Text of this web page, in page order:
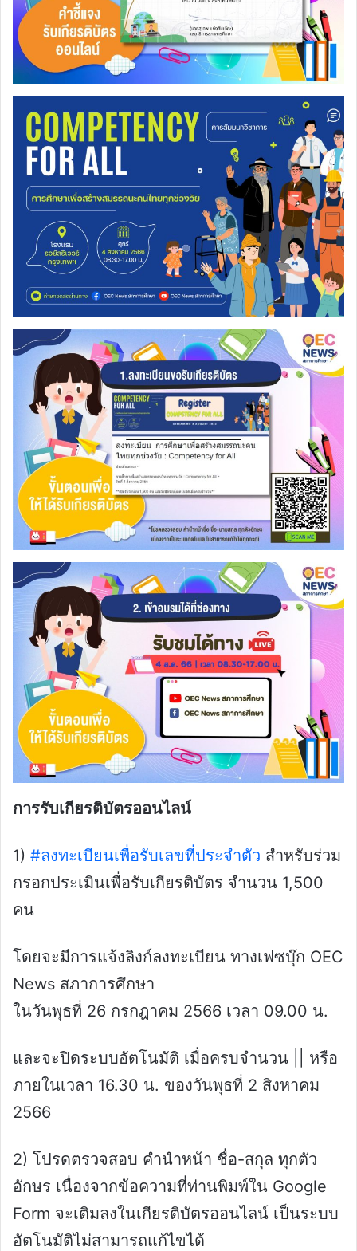
การรับเกียรติบัตรออนไลน์
1) #ลงทะเบียนเพื่อรับเลขที่ประจำตัว สำหรับร่วม
กรอกประเมินเพื่อรับเกียรติบัตร จำนวน 1,500
คน
โดยจะมีการแจ้งลิงก์ลงทะเบียน ทางเฟซบุ๊ก OEC
News สภาการศึกษา
ในวันพุธที่ 26 กรกฎาคม 2566 เวลา 09.00 น.
และจะปิดระบบอัตโนมัติ เมื่อครบจำนวน || หรือ
ภายในเวลา 16.30 น. ของวันพุธที่ 2 สิงหาคม
2566
2) โปรดตรวจสอบ คำนำหน้า ชื่อ-สกุล ทุกตัว
อักษร เนื่องจากข้อความที่ท่านพิมพ์ใน Google
Form จะเติมลงในเกียรติบัตรออนไลน์ เป็นระบบ
อัตโนมัติไม่สามารถแก้ไขได้